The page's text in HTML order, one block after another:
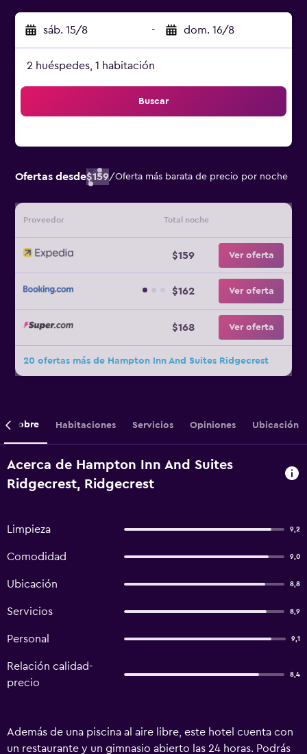
sáb. 15/8 - dom. 16/8
2 huéspedes, 1 habitación
Buscar
Ofertas desde$159/Oferta más barata de precio por noche
Proveedor Total noche
$159 Ver oferta
$162 Ver oferta
$168 Ver oferta
20 ofertas más de Hampton Inn And Suites Ridgecrest
Sobre Habitaciones Servicios Opiniones Ubicación
Acerca de Hampton Inn And Suites
Ridgecrest, Ridgecrest
Limpieza 9,2
Comodidad 9,0
Ubicación 8,8
Servicios 8,9
Personal 9,1
Relación calidad-
precio
8,4
Además de una piscina al aire libre, este hotel cuenta con
un restaurante y un gimnasio abierto las 24 horas. Podrás